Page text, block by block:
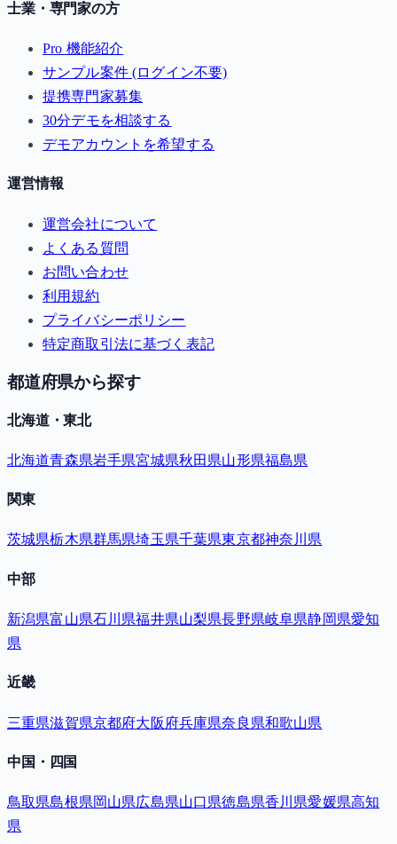
士業・専門家の方
Pro 機能紹介
サンプル案件 (ログイン不要)
提携専門家募集
30分デモを相談する
デモアカウントを希望する
運営情報
運営会社について
よくある質問
お問い合わせ
利用規約
プライバシーポリシー
特定商取引法に基づく表記
都道府県から探す
北海道・東北
北海道青森県岩手県宮城県秋田県山形県福島県
関東
茨城県栃木県群馬県埼玉県千葉県東京都神奈川県
中部
新潟県富山県石川県福井県山梨県長野県岐阜県静岡県愛知
県
近畿
三重県滋賀県京都府大阪府兵庫県奈良県和歌山県
中国・四国
鳥取県島根県岡山県広島県山口県徳島県香川県愛媛県高知
県